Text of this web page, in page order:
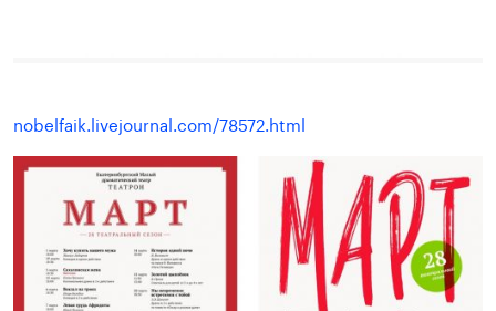
nobelfaik.livejournal.com/78572.html